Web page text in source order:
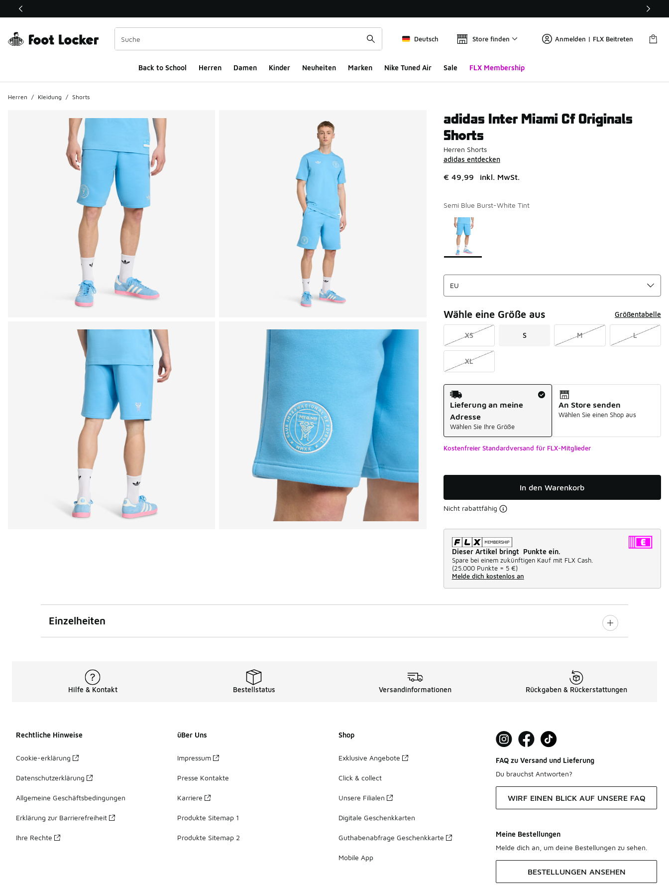
Dieser Link öffnet sich in einem neuen Fenster
Deutsch Store finden Anmelden | FLX Beitreten
Back to School Herren Damen Kinder Neuheiten Marken Nike Tuned Air Sale FLX Membership
Herren / Kleidung / Shorts
adidas Inter Miami Cf Originals
Shorts
Herren Shorts
adidas entdecken
€ 49,99 inkl. MwSt.
Semi Blue Burst-White Tint
Seite 1 von 1 zeigt die Farben 1 bis 1 von 1 an.
Bitte wählen Sie einen Stil aus
Wähle eine Größe aus Größentabelle
XS S M L
XL
Versandart
Lieferung an meine
Adresse
Wählen Sie Ihre Größe
An Store senden
Wählen Sie einen Shop aus
Kostenfreier Standardversand für FLX-Mitglieder
In den Warenkorb
Nicht rabattfähig
Dieser Artikel bringt Punkte ein.
Spare bei einem zukünftigen Kauf mit FLX Cash.
(25.000 Punkte = 5 €)
Melde dich kostenlos an
Einzelheiten
Hilfe & Kontakt Bestellstatus Versandinformationen Rückgaben & Rückerstattungen
Rechtliche Hinweise
Cookie-erklärung
Datenschutzerklärung
Allgemeine Geschäftsbedingungen
Erklärung zur Barrierefreiheit
Ihre Rechte
üBer Uns
Impressum
Presse Kontakte
Karriere
Produkte Sitemap 1
Produkte Sitemap 2
Shop
Exklusive Angebote
Click & collect
Unsere Filialen
Digitale Geschenkkarten
Guthabenabfrage Geschenkkarte
Mobile App
FAQ zu Versand und Lieferung
Du brauchst Antworten?
WIRF EINEN BLICK AUF UNSERE FAQ
Meine Bestellungen
Melde dich an, um deine Bestellungen zu sehen.
BESTELLUNGEN ANSEHEN